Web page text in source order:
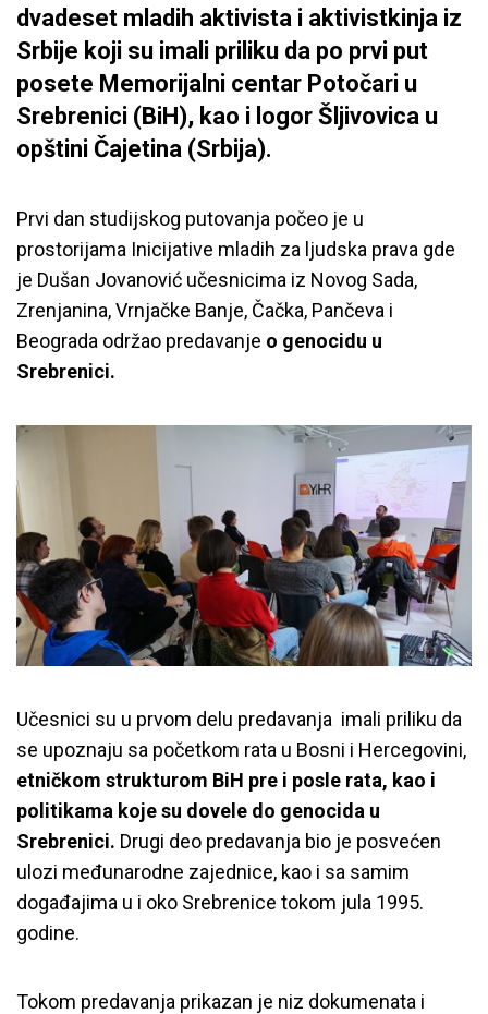
dvadeset mladih aktivista i aktivistkinja iz
Srbije koji su imali priliku da po prvi put
posete Memorijalni centar Potočari u
Srebrenici (BiH), kao i logor Šljivovica u
opštini Čajetina (Srbija).
Prvi dan studijskog putovanja počeo je u
prostorijama Inicijative mladih za ljudska prava gde
je Dušan Jovanović učesnicima iz Novog Sada,
Zrenjanina, Vrnjačke Banje, Čačka, Pančeva i
Beograda održao predavanje o genocidu u
Srebrenici.
Učesnici su u prvom delu predavanja imali priliku da
se upoznaju sa početkom rata u Bosni i Hercegovini,
etničkom strukturom BiH pre i posle rata, kao i
politikama koje su dovele do genocida u
Srebrenici. Drugi deo predavanja bio je posvećen
ulozi međunarodne zajednice, kao i sa samim
događajima u i oko Srebrenice tokom jula 1995.
godine.
Tokom predavanja prikazan je niz dokumenata i